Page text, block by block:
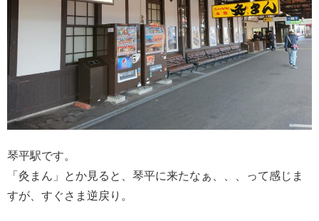
琴平駅です。
「灸まん」とか見ると、琴平に来たなぁ、、、って感じま
すが、すぐさま逆戻り。